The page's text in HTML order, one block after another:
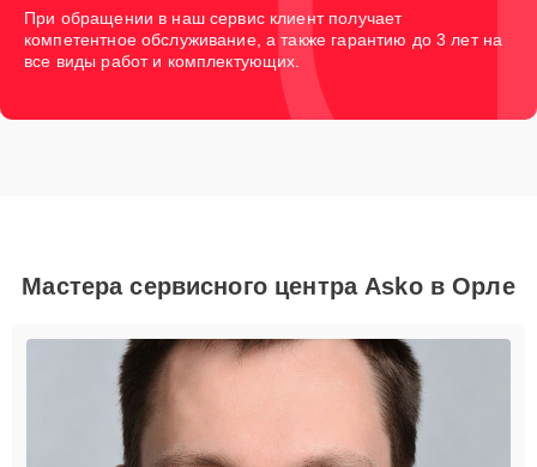
При обращении в наш сервис клиент получает
компетентное обслуживание, а также гарантию до 3 лет на
все виды работ и комплектующих.
Мастера сервисного центра Asko в Орле